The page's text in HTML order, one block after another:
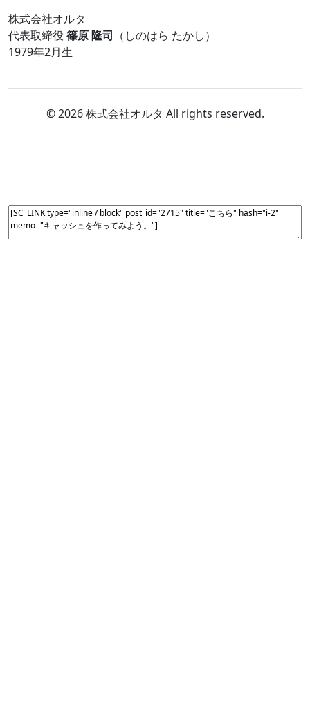
株式会社オルタ
代表取締役 篠原 隆司 （しのはら たかし）
1979年2月生
© 2026 株式会社オルタ All rights reserved.